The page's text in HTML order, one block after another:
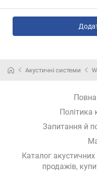
Акустичні системи
Політика
Запитання й
Каталог
продажів,